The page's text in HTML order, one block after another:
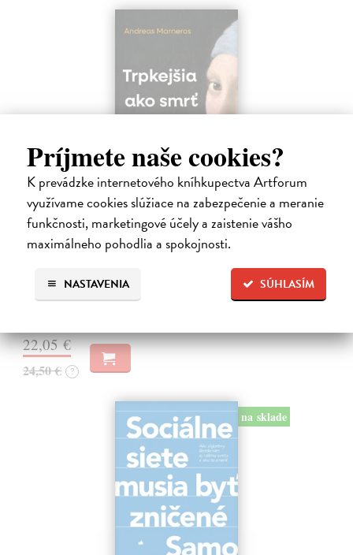
Príjmete naše cookies?
K prevádzke internetového kníhkupectva Artforum
využívame cookies slúžiace na zabezpečenie a meranie
funkčnosti, marketingové účely a zaistenie vášho
maximálneho pohodlia a spokojnosti.
SÚHLASÍM
NASTAVENIA
Trpkejšia ako smrť je žena
Marneros Andreas| Kniha
JE TO MOŽNO NAJVÄČŠIA REVOLÚCIA NAŠICH DNÍ:
rovnocennosť a rovnoprávnosť ženy a muža. Vojna a mier medzi
pohlaviami sa však nezačali feminizmom 20. storočia, ale ich
spolužitím.
22,05 €
24,50 € ?
na sklade